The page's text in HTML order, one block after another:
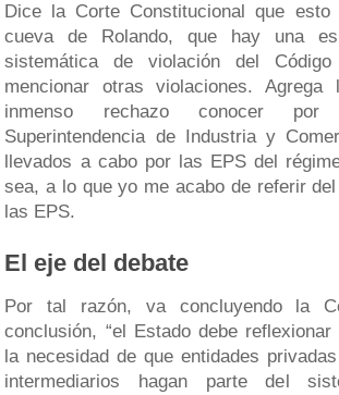
Dice la Corte Constitucional que
cueva de Rolando, que hay una
sistemática de violación del
mencionar otras violaciones. Agrega
inmenso rechazo conocer
Superintendencia de Industria y
llevados a cabo por las EPS del
sea, a lo que yo me acabo de referir
las EPS.
El eje del debate
Por tal razón, va concluyendo la
conclusión, “el Estado debe
la necesidad de que entidades
intermediarios hagan parte del